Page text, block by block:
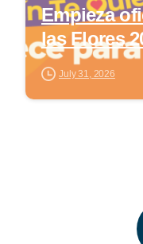
Empieza
las Flores
July 31, 2026